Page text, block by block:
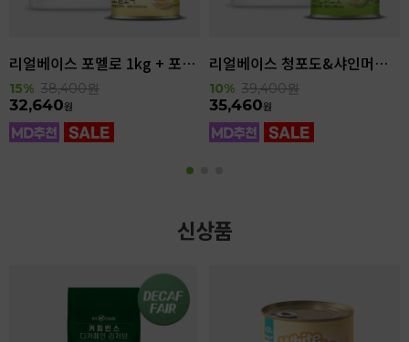
리얼베이스 포멜로 1kg + 포멜로쌕 850g SET
15% 38,400원
32,640원
리얼베이스 청포도&샤인머스캣 1kg + 샤인머스캣 850g SET
10% 39,400원
35,460원
신상품